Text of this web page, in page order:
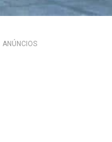
ANÚNCIOS